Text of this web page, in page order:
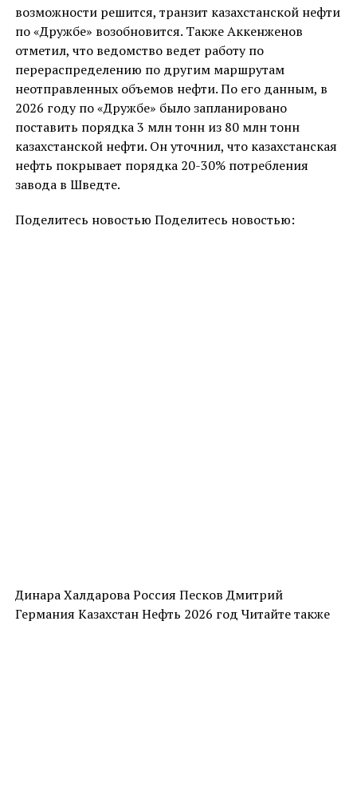
возможности решится, транзит казахстанской нефти
по «Дружбе» возобновится. Также Аккенженов
отметил, что ведомство ведет работу по
перераспределению по другим маршрутам
неотправленных объемов нефти. По его данным, в
2026 году по «Дружбе» было запланировано
поставить порядка 3 млн тонн из 80 млн тонн
казахстанской нефти. Он уточнил, что казахстанская
нефть покрывает порядка 20-30% потребления
завода в Шведте.
Поделитесь новостью Поделитесь новостью:
Динара Халдарова Россия Песков Дмитрий
Германия Казахстан Нефть 2026 год Читайте также